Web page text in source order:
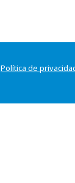
Política de